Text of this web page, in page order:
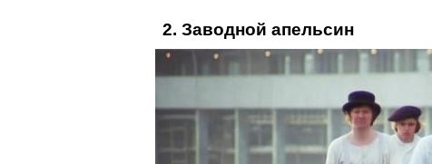
2. Заводной апельсин